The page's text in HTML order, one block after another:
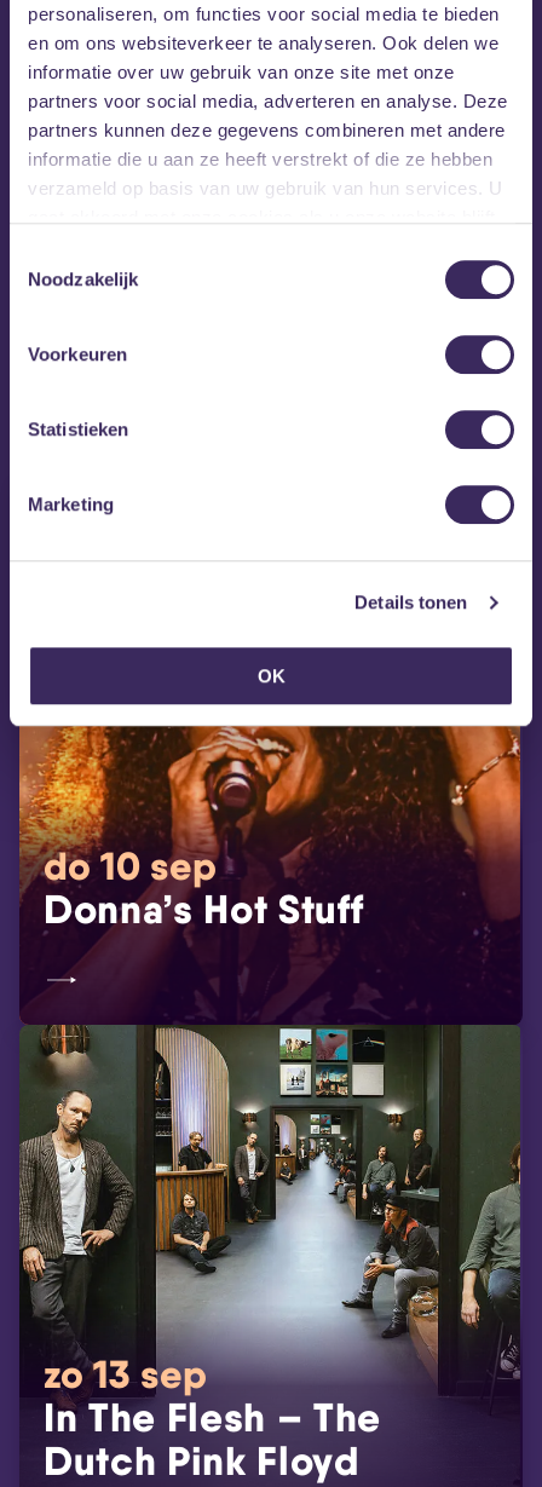
personaliseren, om functies voor social media te bieden
en om ons websiteverkeer te analyseren. Ook delen we
informatie over uw gebruik van onze site met onze
partners voor social media, adverteren en analyse. Deze
partners kunnen deze gegevens combineren met andere
informatie die u aan ze heeft verstrekt of die ze hebben
verzameld op basis van uw gebruik van hun services. U
Noodzakelijk
Voorkeuren
Statistieken
Marketing
Details tonen
OK
MEZZ tipt
do 10 sep
Donna’s Hot Stuff
zo 13 sep
In The Flesh – The
Dutch Pink Floyd